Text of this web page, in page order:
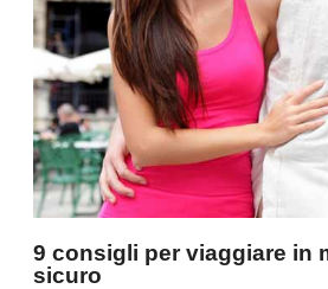
9 consigli per viaggiare in
sicuro